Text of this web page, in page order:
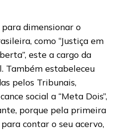
para dimensionar o
como “Justiça em
este a cargo da
Também estabeleceu
pelos Tribunais,
social a “Meta Dois”,
porque pela primeira
contar o seu acervo,